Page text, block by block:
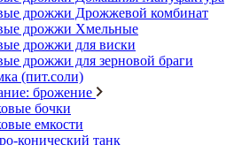
дрожжи Дрожжевой комбинат
дрожжи Хмельные
дрожжи для виски
дрожжи для зерновой браги
(пит.соли)
брожение
бочки
емкости
конический танк